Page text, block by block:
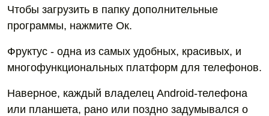
Чтобы загрузить в папку дополнительные
программы, нажмите Ок.
Фруктус - одна из самых удобных, красивых, и
многофункциональных платформ для телефонов.
Наверное, каждый владелец Android-телефона
или планшета, рано или поздно задумывался о